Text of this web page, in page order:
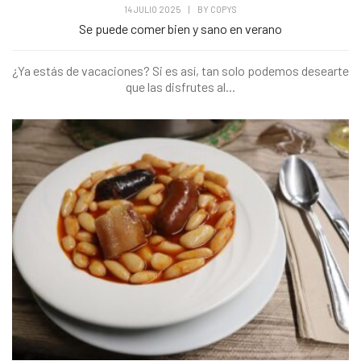
14 JULIO 2025 BY COPYS
Se puede comer bien y sano en verano
¿Ya estás de vacaciones? Si es así, tan solo podemos desearte
que las disfrutes al...